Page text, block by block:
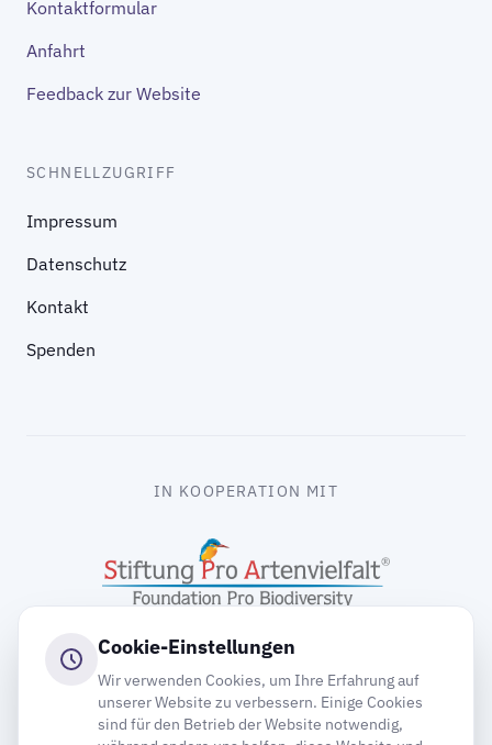
Kontaktformular
Anfahrt
Feedback zur Website
SCHNELLZUGRIFF
Impressum
Datenschutz
Kontakt
Spenden
IN KOOPERATION MIT
Cookie-Einstellungen
Wir verwenden Cookies, um Ihre Erfahrung auf
unserer Website zu verbessern. Einige Cookies
sind für den Betrieb der Website notwendig,